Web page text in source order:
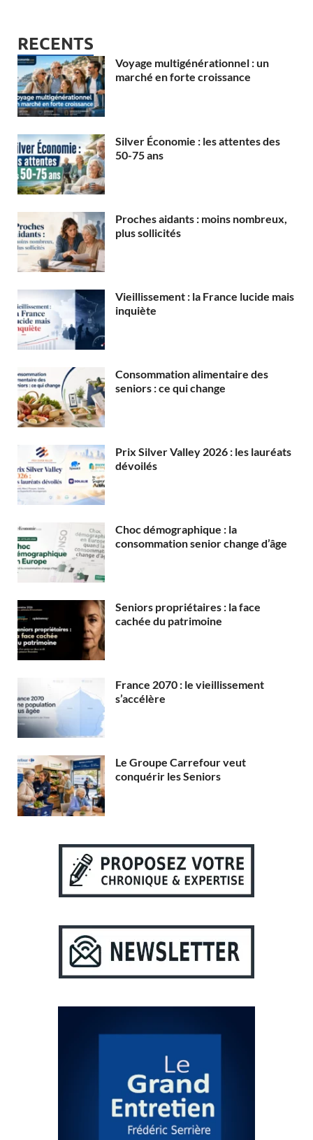
RECENTS
Voyage multigénérationnel : un
marché en forte croissance
Silver Économie : les attentes des
50-75 ans
Proches aidants : moins nombreux,
plus sollicités
Vieillissement : la France lucide mais
inquiète
Consommation alimentaire des
seniors : ce qui change
Prix Silver Valley 2026 : les lauréats
dévoilés
Choc démographique : la
consommation senior change d’âge
Seniors propriétaires : la face
cachée du patrimoine
France 2070 : le vieillissement
s’accélère
Le Groupe Carrefour veut
conquérir les Seniors